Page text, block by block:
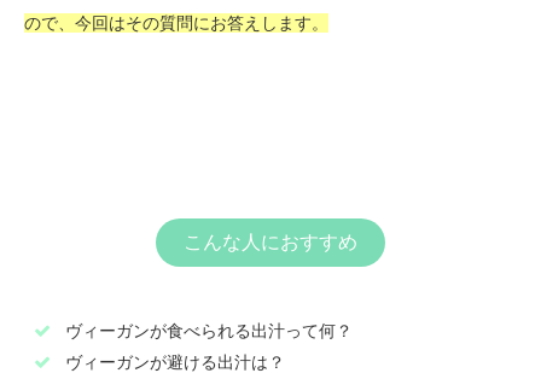
ので、今回はその質問にお答えします。
こんな人におすすめ
ヴィーガンが食べられる出汁って何？
ヴィーガンが避ける出汁は？